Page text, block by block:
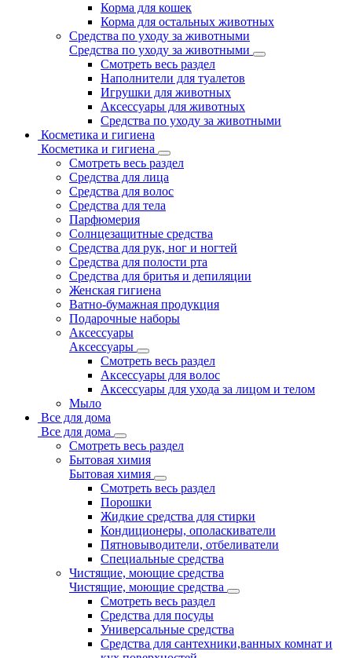
Корма для кошек
Корма для остальных животных
Средства по уходу за животными
Средства по уходу за животными
Смотреть весь раздел
Наполнители для туалетов
Игрушки для животных
Аксессуары для животных
Средства по уходу за животными
Косметика и гигиена
Косметика и гигиена
Смотреть весь раздел
Средства для лица
Средства для волос
Средства для тела
Парфюмерия
Солнцезащитные средства
Средства для рук, ног и ногтей
Средства для полости рта
Средства для бритья и депиляции
Женская гигиена
Ватно-бумажная продукция
Подарочные наборы
Аксессуары
Аксессуары
Смотреть весь раздел
Аксессуары для волос
Аксессуары для ухода за лицом и телом
Мыло
Все для дома
Все для дома
Смотреть весь раздел
Бытовая химия
Бытовая химия
Смотреть весь раздел
Порошки
Жидкие средства для стирки
Кондиционеры, ополаскиватели
Пятновыводители, отбеливатели
Специальные средства
Чистящие, моющие средства
Чистящие, моющие средства
Смотреть весь раздел
Средства для посуды
Универсальные средства
Средства для сантехники,ванных комнат и